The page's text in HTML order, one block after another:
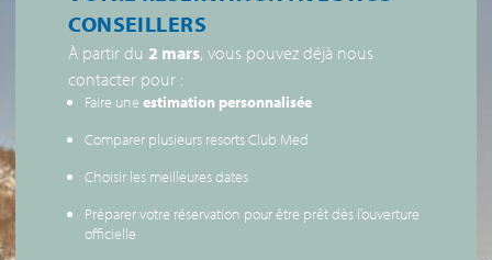
CONSEILLERS
À partir du 2 mars, vous pouvez déjà nous
contacter pour :
Faire uneestimation personnalisée
Comparer plusieurs resorts Club Med
Choisir les meilleures dates
Préparer votre réservation pour être prêt dès l’ouverture
officielle